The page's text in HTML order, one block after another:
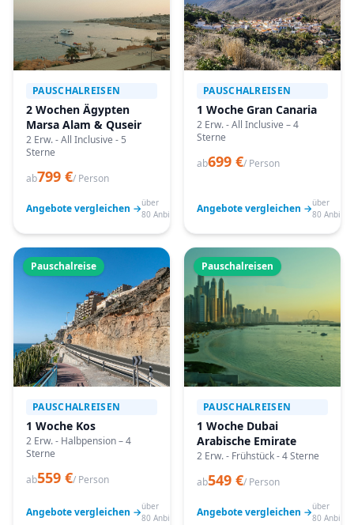
PAUSCHALREISEN
2 Wochen Ägypten
Marsa Alam & Quseir
2 Erw. - All Inclusive - 5
Sterne
ab799 €/ Person
Angebote vergleichen →über
80 Anbieter
PAUSCHALREISEN
1 Woche Gran Canaria
2 Erw. - All Inclusive – 4
Sterne
ab699 €/ Person
Angebote vergleichen →über
80
Pauschalreise
PAUSCHALREISEN
1 Woche Kos
2 Erw. - Halbpension – 4
Sterne
ab559 €/ Person
Angebote vergleichen →über
80 Anbieter
Pauschalreisen
PAUSCHALREISEN
1 Woche Dubai
Arabische Emirate
2 Erw. - Frühstück - 4 Sterne
ab549 €/ Person
Angebote vergleichen →über
80